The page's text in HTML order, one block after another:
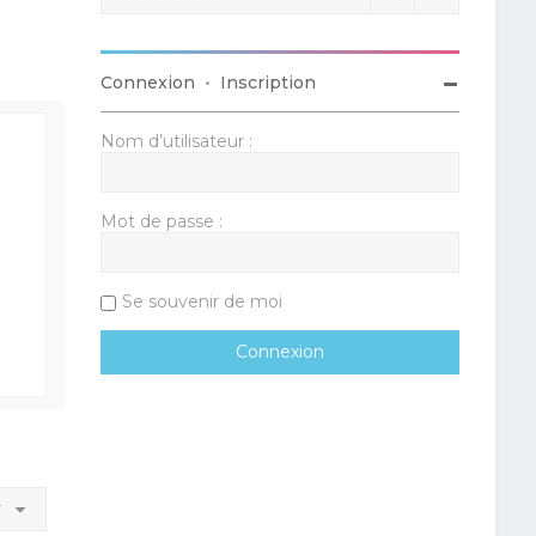
Connexion • Inscription
Nom d’utilisateur :
Mot de passe :
Se souvenir de moi